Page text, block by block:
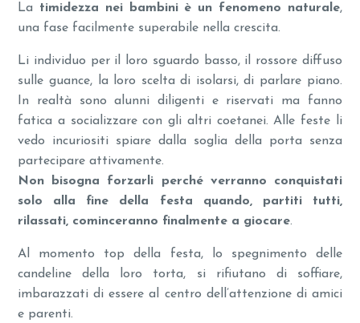
La timidezza nei bambini è un fenomeno naturale,
una fase facilmente superabile nella crescita.
Li individuo per il loro sguardo basso, il rossore diffuso
sulle guance, la loro scelta di isolarsi, di parlare piano.
In realtà sono alunni diligenti e riservati ma fanno
fatica a socializzare con gli altri coetanei. Alle feste li
vedo incuriositi spiare dalla soglia della porta senza
partecipare attivamente.
Non bisogna forzarli perché verranno conquistati
solo alla fine della festa quando, partiti tutti,
rilassati, cominceranno finalmente a giocare.
Al momento top della festa, lo spegnimento delle
candeline della loro torta, si rifiutano di soffiare,
imbarazzati di essere al centro dell’attenzione di amici
e parenti.